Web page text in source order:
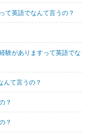
て英語でなんて言うの？
験がありますって英語でな
んて言うの？
？
？